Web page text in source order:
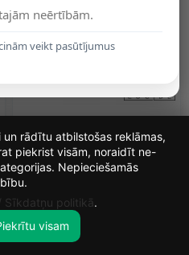
0
40 W Balta (Lucide)
14.77€
neērtībām.
veikt pasūtījumus
30
rādītu atbilstošas reklāmas,
piekrist visām, noraidīt ne-
Nepieciešamās
Sīkdatņu politikā.
visam